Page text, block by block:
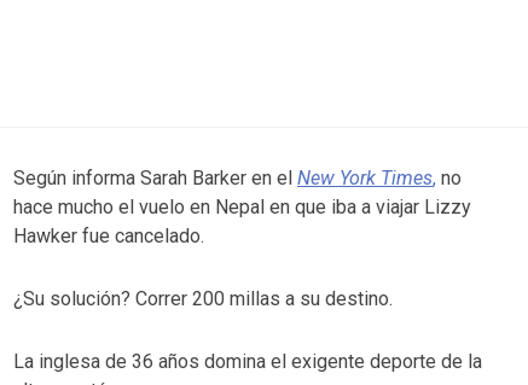
Según informa Sarah Barker en el New York Times, no
hace mucho el vuelo en Nepal en que iba a viajar Lizzy
Hawker fue cancelado.
¿Su solución? Correr 200 millas a su destino.
La inglesa de 36 años domina el exigente deporte de la